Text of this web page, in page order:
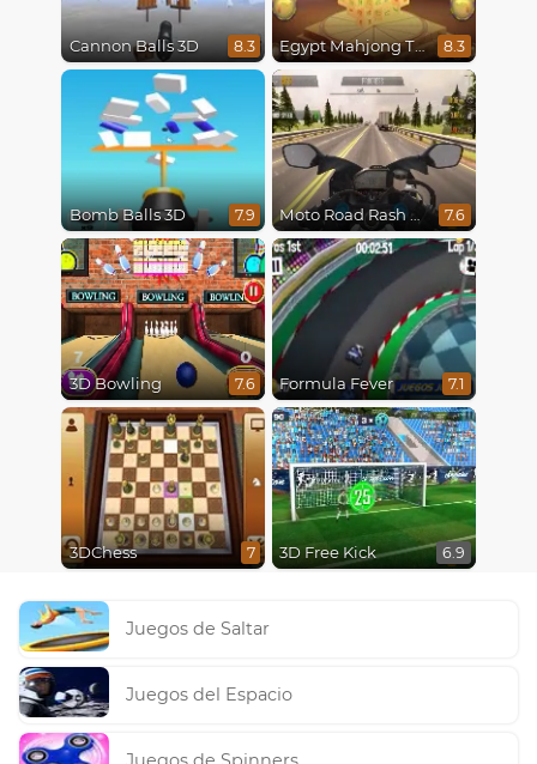
Cannon Balls 3D 8.3 Egypt Mahjong Triple Dimensions 8.3
Bomb Balls 3D 7.9 Moto Road Rash 3D 7.6
3D Bowling 7.6 Formula Fever 7.1
3DChess 7 3D Free Kick 6.9
Juegos de Saltar
Juegos del Espacio